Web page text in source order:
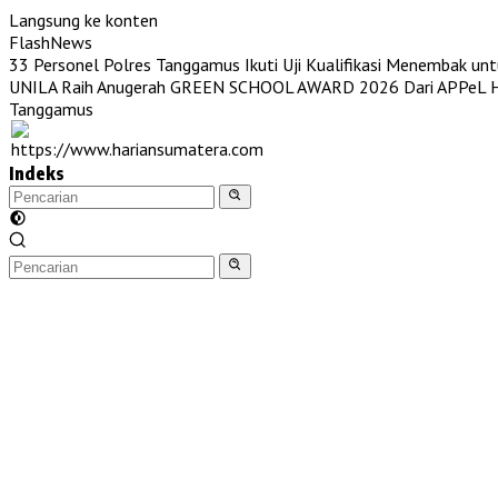
Langsung ke konten
FlashNews
33 Personel Polres Tanggamus Ikuti Uji Kualifikasi Menembak
UNILA Raih Anugerah GREEN SCHOOL AWARD 2026 Dari APPeL
Tanggamus
Indeks